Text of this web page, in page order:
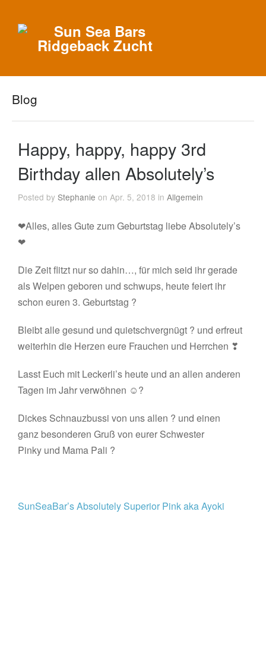
Blog
Happy, happy, happy 3rd
Birthday allen Absolutely’s
Posted byStephanie on Apr. 5, 2018 inAllgemein
❤Alles, alles Gute zum Geburtstag liebe Absolutely’s
❤
Die Zeit flitzt nur so dahin…, für mich seid ihr gerade
als Welpen geboren und schwups, heute feiert ihr
schon euren 3. Geburtstag ?
Bleibt alle gesund und quietschvergnügt ? und erfreut
weiterhin die Herzen eure Frauchen und Herrchen ❣
Lasst Euch mit Leckerli’s heute und an allen anderen
Tagen im Jahr verwöhnen ☺?
Dickes Schnauzbussi von uns allen ? und einen
ganz besonderen Gruß von eurer Schwester
Pinky und Mama Pali ?
SunSeaBar’s Absolutely Superior Pink aka Ayoki